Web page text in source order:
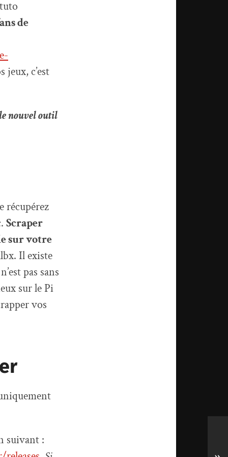
de
c’est
nouvel outil
récupérez
Scraper
sur votre
Il existe
pas sans
sur le Pi
vos
suivant :